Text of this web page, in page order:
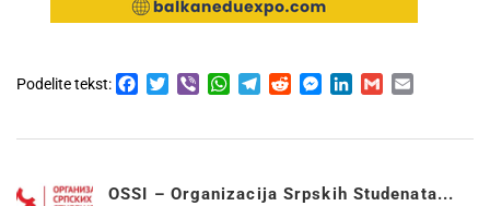
Podelite tekst: Facebook
Twitter
Viber WhatsApp
TelegramRedditMessenger
LinkedIn
Gmail
OSSI – Organizacija Srpskih Studenata...